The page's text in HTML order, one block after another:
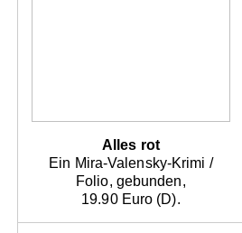
Alles rot
Ein Mira-Valensky-Krimi /
Folio, gebunden,
19.90 Euro (D).